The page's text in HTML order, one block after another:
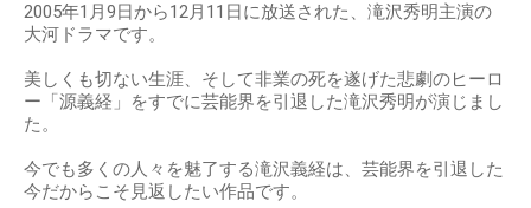
2005年1月9日から12月11日に放送された、滝沢秀明主演の
大河ドラマです。
美しくも切ない生涯、そして非業の死を遂げた悲劇のヒーロ
ー「源義経」をすでに芸能界を引退した滝沢秀明が演じまし
た。
今でも多くの人々を魅了する滝沢義経は、芸能界を引退した
今だからこそ見返したい作品です。